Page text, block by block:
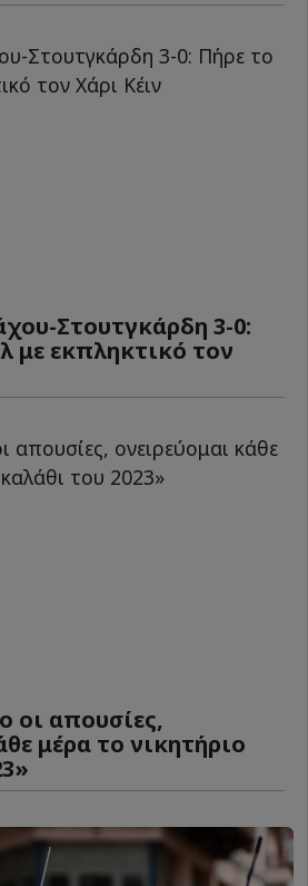
Στουτγκάρδη 3-0:
με εκπληκτικό τον
οι απουσίες,
μέρα το νικητήριο